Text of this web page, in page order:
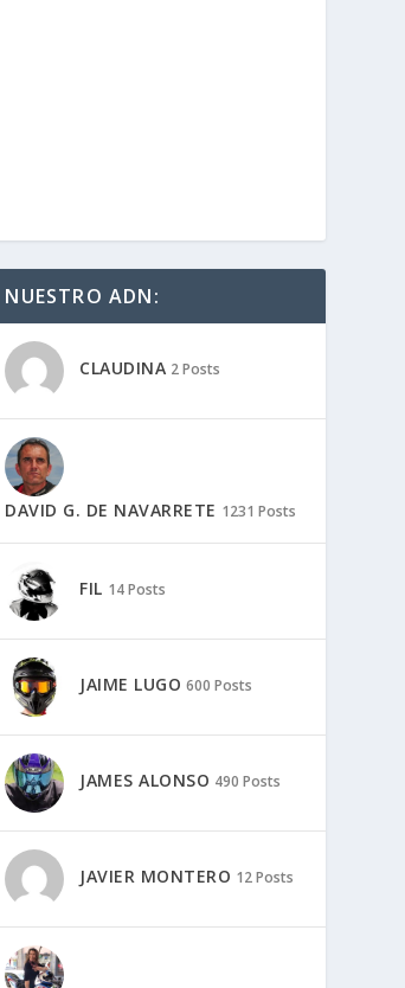
NUESTRO ADN:
CLAUDINA 2 Posts
DAVID G. DE NAVARRETE 1231 Posts
FIL 14 Posts
JAIME LUGO 600 Posts
JAMES ALONSO 490 Posts
JAVIER MONTERO 12 Posts